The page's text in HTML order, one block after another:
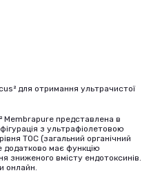
для отримання ультрачистої
Membrapure представлена ​​в
з ультрафіолетовою
TOC (загальний органічний
додатково має функцію
зниженого вмісту ендотоксинів.
онлайн.